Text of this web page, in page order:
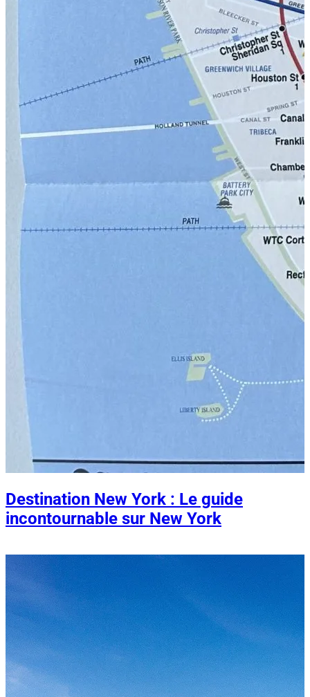
Destination New York : Le guide
incontournable sur New York